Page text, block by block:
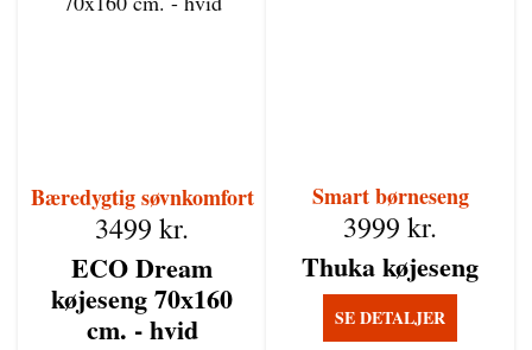
Bæredygtig søvnkomfort
ECO Dream
køjeseng 70x160
cm. - hvid
3499 kr.
Smart børneseng
Thuka køjeseng
3999 kr.
SE DETALJER